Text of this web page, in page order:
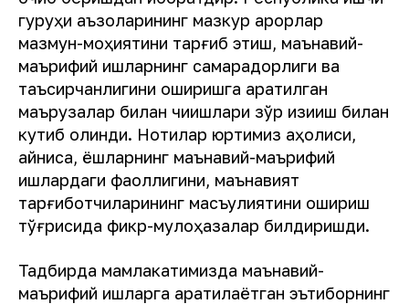
гуруҳи аъзоларининг мазкур қарорлар
мазмун-моҳиятини тарғиб этиш, маънавий-
маърифий ишларнинг самарадорлиги ва
таъсирчанлигини оширишга қаратилган
маърузалар билан чиқишлари зўр қизиқиш билан
кутиб олинди. Нотиқлар юртимиз аҳолиси,
айниқса, ёшларнинг маънавий-маърифий
ишлардаги фаоллигини, маънавият
тарғиботчиларининг масъулиятини ошириш
тўғрисида фикр-мулоҳазалар билдиришди.
Тадбирда мамлакатимизда маънавий-
маърифий ишларга қаратилаётган эътиборнинг